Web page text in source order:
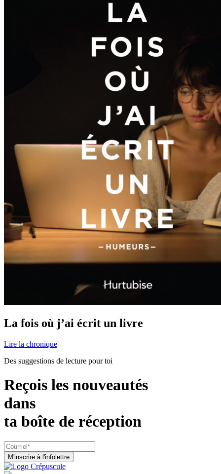
La fois où j’ai écrit un livre
Lire la chronique
Des suggestions de lecture pour toi
Reçois les nouveautés
dans
ta boîte de réception
M'inscrire à l'infolettre